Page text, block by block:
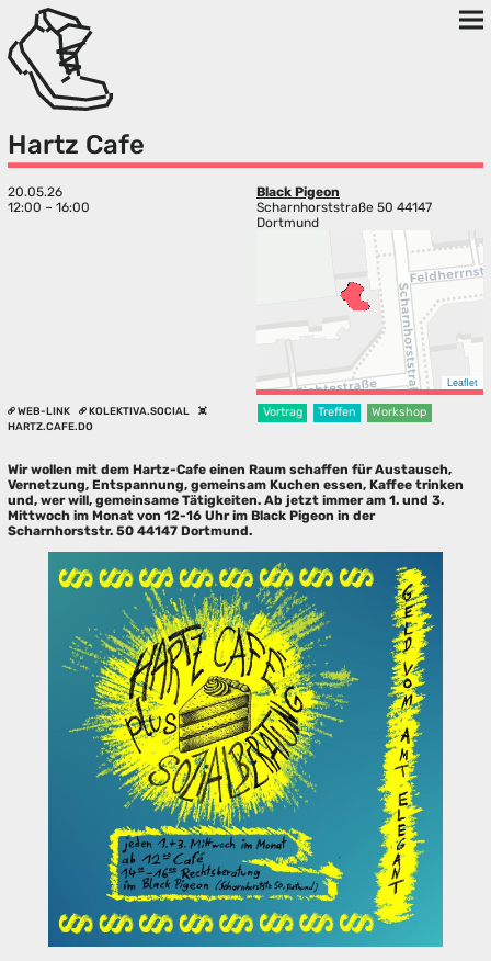
Hartz Cafe
20.05.26
12:00 – 16:00
Black Pigeon
Scharnhorststraße 50 44147
Dortmund
Leaflet
WEB-LINK
KOLEKTIVA.SOCIAL
HARTZ.CAFE.DO
Vortrag Treffen Workshop
Wir wollen mit dem Hartz-Cafe einen Raum schaffen für Austausch,
Vernetzung, Entspannung, gemeinsam Kuchen essen, Kaffee trinken
und, wer will, gemeinsame Tätigkeiten. Ab jetzt immer am 1. und 3.
Mittwoch im Monat von 12-16 Uhr im Black Pigeon in der
Scharnhorststr. 50 44147 Dortmund.